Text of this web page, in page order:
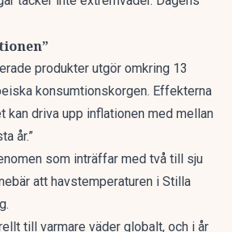
produkter utgör omkring 13
konsumtionskorgen. Effekterna
kan driva upp inflationen med mellan
år.”
som inträffar med två till sju
att havstemperaturen i Stilla
till varmare väder globalt, och i år